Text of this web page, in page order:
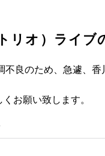
リオ）ライブ
良のため、急遽、香
お願い致します。